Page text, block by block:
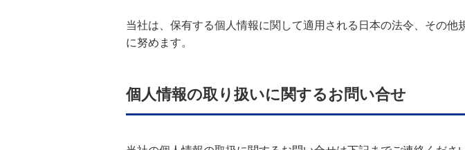
当社は、保有する個人情報に関して適用される日本の法令、その
に努めます。
個人情報の取り扱いに関するお問い合せ